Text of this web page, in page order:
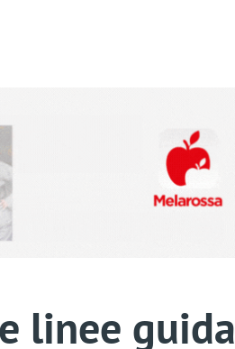
linee guida